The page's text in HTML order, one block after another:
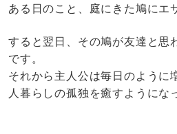
ある日のこと、庭にきた鳩にエ
すると翌日、その鳩が友達と思
です。
それから主人公は毎日のように
人暮らしの孤独を癒すようにな